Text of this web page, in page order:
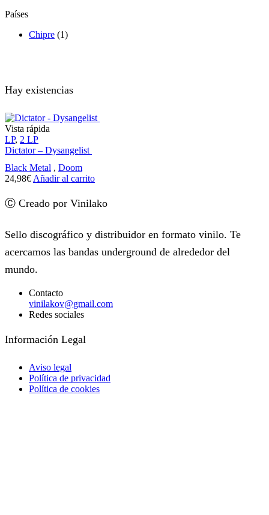
Países
Chipre (1)
Hay existencias
Vista rápida
LP, 2 LP
Dictator – Dysangelist
Black Metal , Doom
24,98€ Añadir al carrito
Ⓒ Creado por Vinilako
Sello discográfico y distribuidor en formato vinilo. Te
acercamos las bandas underground de alrededor del
mundo.
Contacto
vinilakov@gmail.com
Redes sociales
Información Legal
Aviso legal
Política de privacidad
Política de cookies